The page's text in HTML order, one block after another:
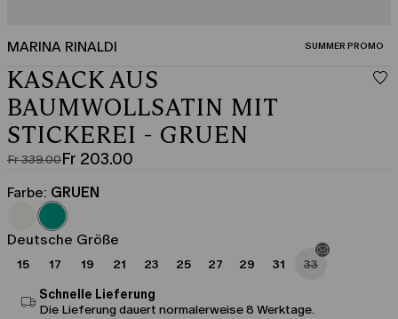
MARINA RINALDI KATEGORIE:
SUMMER PROMO
KASACK AUS
BAUMWOLLSATIN MIT
STICKEREI - GRUEN
Fr 339.00
Ursprünglicher
Preis
339.00
Fr 203.00
Aktueller
Preis
203.00
Farbe: GRUEN
Deutsche Größe
15 17 19 21 23 25 27 29 31 33
Schnelle Lieferung
Die Lieferung dauert normalerweise 8 Werktage.